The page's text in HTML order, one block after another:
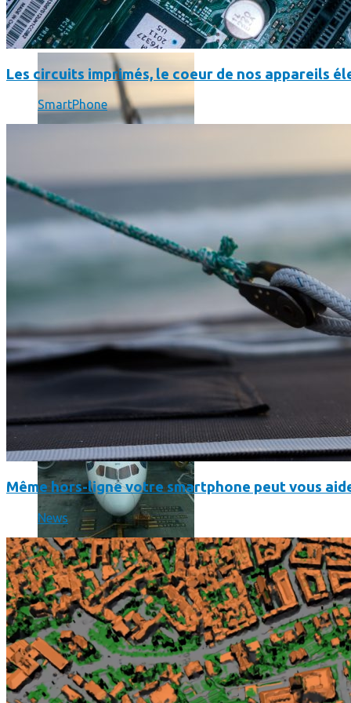
Même hors-ligne votre smartphone peut vous aider en
Comment réduire au maximum la consommation de son
Un boîtier imprimé en 3D va faire tourner Android sur votre
Les circuits imprimés, le coeur de nos appareils
SmartPhone
Même hors-ligne votre smartphone peut vous
News